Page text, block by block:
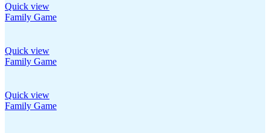
Quick view
Family Game
Quick view
Family Game
Quick view
Family Game